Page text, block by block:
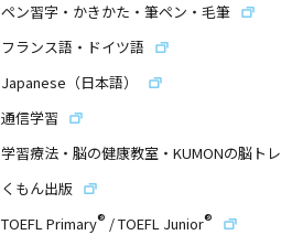
ペン習字・かきかた・筆ペン・毛筆
フランス語・ドイツ語
Japanese（日本語）
通信学習
学習療法・脳の健康教室・KUMONの脳トレ
くもん出版
TOEFL Primary® /TOEFL Junior®